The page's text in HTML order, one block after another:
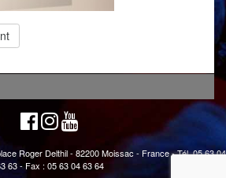
Roger Delthil - 82200 Moissac - France - Tél. 05 63 04
63 - Fax : 05 63 04 63 64